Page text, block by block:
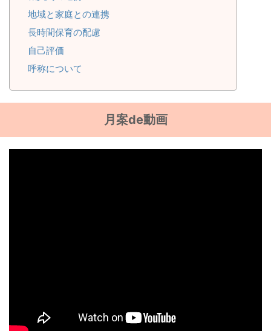
地域と家庭との連携
長時間保育の配慮
自己評価
呼称について
月案de動画